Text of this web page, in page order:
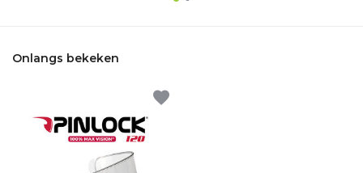
Onlangs bekeken